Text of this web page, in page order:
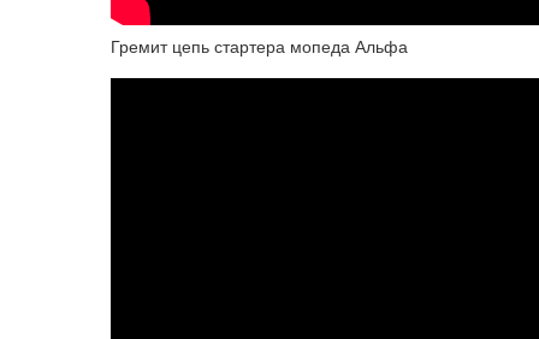
Гремит цепь стартера мопеда Альфа